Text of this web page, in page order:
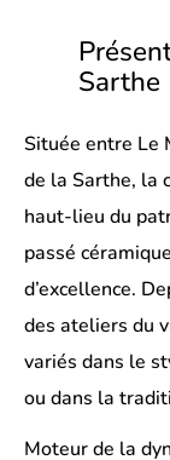
Sarthe
Située entre Le
de la Sarthe, la
haut-lieu du
passé
d’excellence.
des ateliers du
variés dans le
ou dans la
Moteur de la